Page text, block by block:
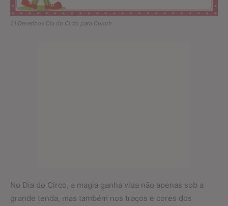
21 Desenhos Dia do Circo para Colorir
No Dia do Circo, a magia ganha vida não apenas sob a
grande tenda, mas também nos traços e cores dos